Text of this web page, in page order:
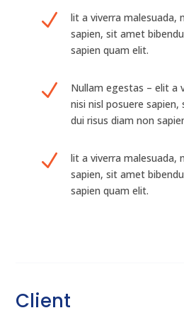
N
lit a viverra malesuada,
sapien, sit amet
sapien quam elit.
N
Nullam egestas – elit a
nisi nisl posuere
dui risus diam non
N
lit a viverra malesuada,
sapien, sit amet
sapien quam elit.
Client